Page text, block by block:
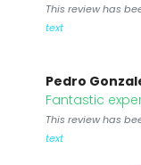
This review has
text
Pedro
Fantastic
This review has
text